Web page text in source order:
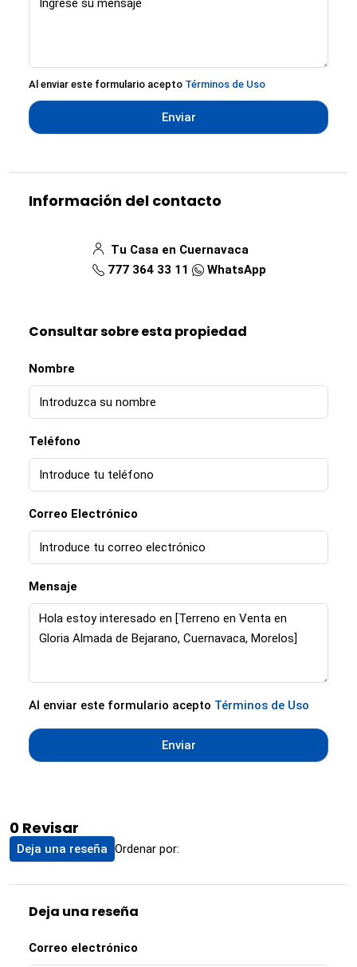
Al enviar este formulario acepto Términos de Uso
Enviar
Información del contacto
Tu Casa en Cuernavaca
777 364 33 11
WhatsApp
Consultar sobre esta propiedad
Nombre
Teléfono
Correo Electrónico
Mensaje
Al enviar este formulario acepto Términos de Uso
Enviar
0 Revisar
Ordenar por:
Deja una reseña
Deja una reseña
Correo electrónico